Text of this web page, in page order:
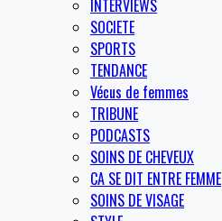
INTERVIEWS
SOCIETE
SPORTS
TENDANCE
Vécus de femmes
TRIBUNE
PODCASTS
SOINS DE CHEVEUX
CA SE DIT ENTRE FEMME
SOINS DE VISAGE